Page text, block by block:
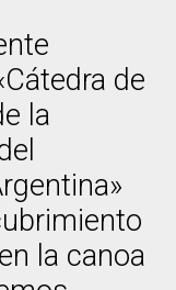
de
la
la canoa